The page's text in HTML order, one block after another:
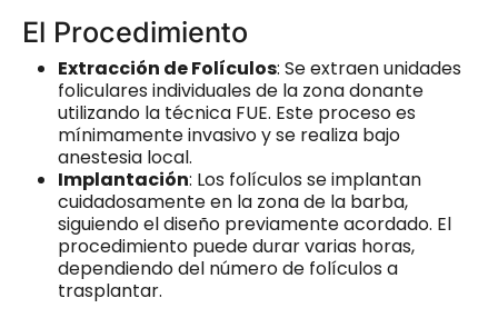
El Procedimiento
Extracción de Folículos: Se extraen unidades
foliculares individuales de la zona donante
utilizando la técnica FUE. Este proceso es
mínimamente invasivo y se realiza bajo
anestesia local.
Implantación: Los folículos se implantan
cuidadosamente en la zona de la barba,
siguiendo el diseño previamente acordado. El
procedimiento puede durar varias horas,
dependiendo del número de folículos a
trasplantar.